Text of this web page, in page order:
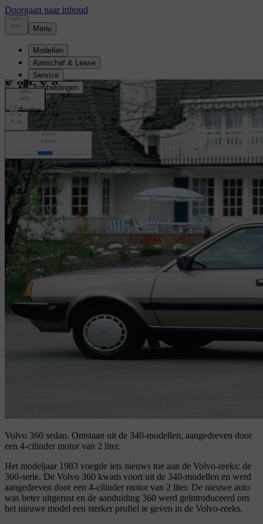
Volvo 360 sedan. Ontstaan uit de 340-modellen, aangedreven door
een 4-cilinder motor van 2 liter.
Het modeljaar 1983 voegde iets nieuws toe aan de Volvo-reeks: de
360-serie. De Volvo 360 kwam voort uit de 340-modellen en werd
aangedreven door een 4-cilinder motor van 2 liter. De nieuwe auto
was beter uitgerust en de aanduiding 360 werd geïntroduceerd om
het nieuwe model een sterker profiel te geven in de Volvo-reeks.